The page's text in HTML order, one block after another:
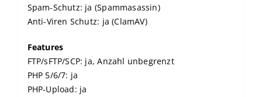
Spam-Schutz: ja (Spammasassin)
Anti-Viren Schutz: ja (ClamAV)
Features
FTP/sFTP/SCP: ja, Anzahl unbegrenzt
PHP 5/6/7: ja
PHP-Upload: ja